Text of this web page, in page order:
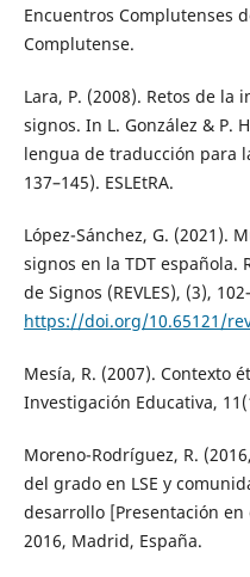
Encuentros Complutenses
Complutense.
Lara, P. (2008). Retos de
signos. In L. González & P.
lengua de traducción para
137–145). ESLEtRA.
López-Sánchez, G. (2021).
signos en la TDT española.
de Signos (REVLES), (3),
https://doi.org/10.65121/
Mesía, R. (2007). Contexto
Investigación Educativa,
Moreno-Rodríguez, R.
del grado en LSE y
desarrollo [Presentación en
2016, Madrid, España.